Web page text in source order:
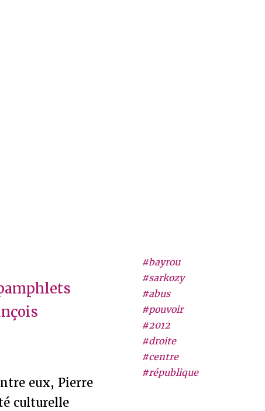
#bayrou
#sarkozy
#abus
#pouvoir
#2012
#droite
#centre
#république
eux, Pierre
culturelle